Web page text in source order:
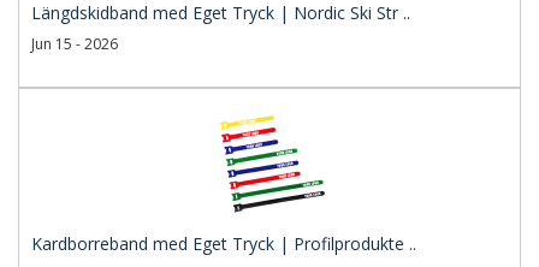
Längdskidband med Eget Tryck | Nordic Ski Str ..
Jun 15 - 2026
Kardborreband med Eget Tryck | Profilprodukte ..